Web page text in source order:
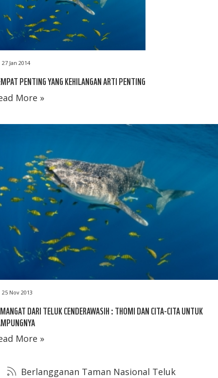
27 Jan 2014
PENTING YANG KEHILANGAN ARTI PENTING
More »
25 Nov 2013
DARI TELUK CENDERAWASIH : THOMI DAN CITA-CITA UNTUK
More »
Berlangganan Taman Nasional Teluk